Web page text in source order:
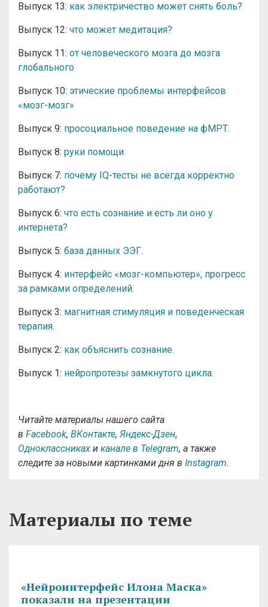
Выпуск 13: как электричество может снять боль?
Выпуск 12: что может медитация?
Выпуск 11: от человеческого мозга до мозга
глобального
Выпуск 10: этические проблемы интерфейсов
«мозг-мозг»
Выпуск 9: просоциальное поведение на фМРТ.
Выпуск 8: руки помощи.
Выпуск 7: почему IQ-тесты не всегда корректно
работают?
Выпуск 6: что есть сознание и есть ли оно у
интернета?
Выпуск 5: база данных ЭЭГ.
Выпуск 4: интерфейс «мозг-компьютер», прогресс
за рамками определений.
Выпуск 3: магнитная стимуляция и поведенческая
терапия.
Выпуск 2: как объяснить сознание.
Выпуск 1: нейропротезы замкнутого цикла.
Читайте материалы нашего сайта
в Facebook, ВКонтакте, Яндекс-Дзен,
Одноклассниках и канале в Telegram, а также
следите за новыми картинками дня в Instagram.
Материалы по теме
«Нейроинтерфейс Илона Маска»
показали на презентации